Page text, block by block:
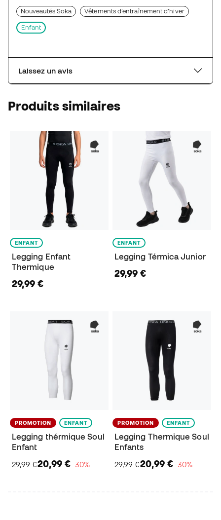
Nouveautés Soka Vêtements d’entraînement d’hiver
Enfant
Laissez un avis
Produits similaires
ENFANT
Legging Enfant
Thermique
29,99 €
ENFANT
Legging Térmica Junior
29,99 €
PROMOTION ENFANT
Legging thérmique Soul
Enfant
29,99 €20,99 €−30%
PROMOTION ENFANT
Legging Thermique Soul
Enfants
29,99 €20,99 €−30%